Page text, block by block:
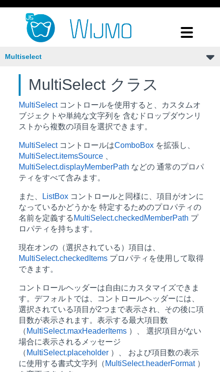
Multiselect
MultiSelect クラス
MultiSelectコントロールを使用すると、カスタムオ
ブジェクトや単純な文字列を 含むドロップダウンリ
ストから複数の項目を選択できます。
MultiSelectコントロールはComboBox を拡張し、
MultiSelect.itemsSource
MultiSelect.displayMemberPath などの 通常のプロパ
ティをすべて含みます。
また、 ListBox コントロールと同様に、項目がオンに
なっているかどうかを 特定するためのプロパティの
名前を定義する MultiSelect.checkedMemberPath プ
ロパティを持ちます。
現在オンの（選択されている）項目は、
MultiSelect.checkedItems プロパティを使用して取得
できます。
コントロールヘッダーは自由にカスタマイズできま
す。デフォルトでは、コントロールヘッダーには、
選択されている項目が2つまで表示され、その後に項
目数が表示されます。表示する最大項目数
（ MultiSelect.maxHeaderItems ）、 選択項目がない
場合に表示されるメッセージ
（ MultiSelect.placeholder ）、 および項目数の表示
に使用する書式文字列（ MultiSelect.headerFormat）